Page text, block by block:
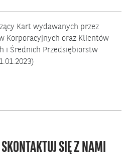
Kart wydawanych przez
Korporacyjnych oraz Klientów
i Średnich Przedsiębiorstw
SIĘ Z NAMI